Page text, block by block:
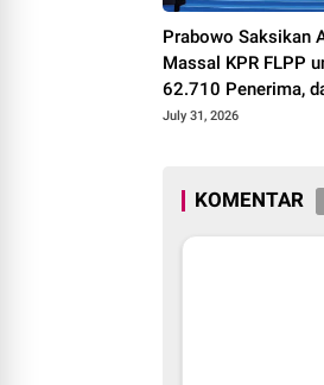
Prabowo Saksikan
Massal KPR FLPP
62.710 Penerima,
Guru SD hingga
July 31, 2026
KOMENTAR